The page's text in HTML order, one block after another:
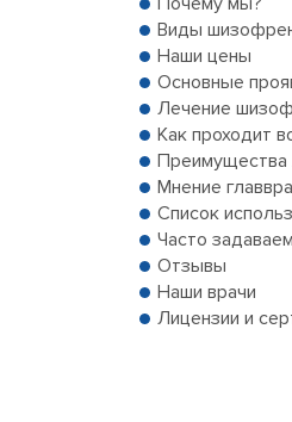
Виды
Наши цены
Основные
Лечение
Как проходит
Преимущества
Мнение
Список
Часто
Отзывы
Наши врачи
Лицензии и